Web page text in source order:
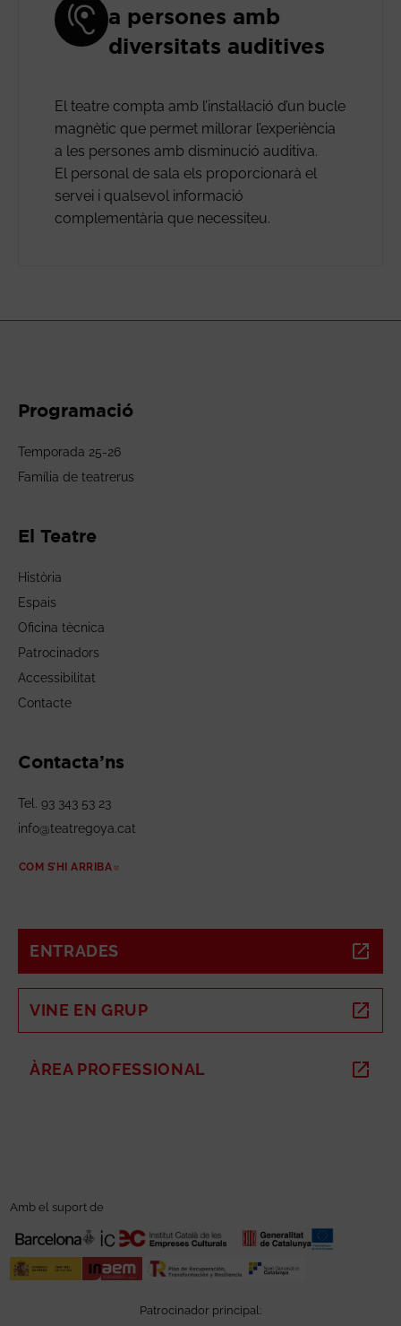
a persones amb
diversitats auditives
El teatre compta amb l’instal·lació d’un bucle
magnètic que permet millorar l’experiència
a les persones amb disminució auditiva.
El personal de sala els proporcionarà el
servei i qualsevol informació
complementària que necessiteu.
Programació
Temporada 25-26
Família de teatrerus
El Teatre
Història
Espais
Oficina tècnica
Patrocinadors
Accessibilitat
Contacte
Contacta’ns
Tel. 93 343 53 23
info@teatregoya.cat
COM S’HI ARRIBA
ENTRADES
VINE EN GRUP
ÀREA PROFESSIONAL ABRE EN NUEVA VENTANA
Amb el suport de
Patrocinador principal: